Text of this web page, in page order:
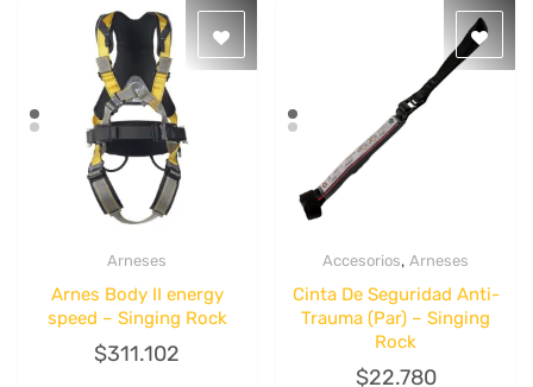
Arneses
Arnes Body II energy
speed – Singing Rock
$311.102
Accesorios,Arneses
Cinta De Seguridad Anti-
Trauma (Par) – Singing
Rock
$22.780